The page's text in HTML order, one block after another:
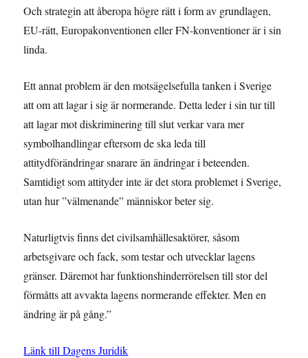
Och strategin att åberopa högre rätt i form av grundlagen,
EU-rätt, Europakonventionen eller FN-konventioner är i sin
linda.
Ett annat problem är den motsägelsefulla tanken i Sverige
att om att lagar i sig är normerande. Detta leder i sin tur till
att lagar mot diskriminering till slut verkar vara mer
symbolhandlingar eftersom de ska leda till
attitydförändringar snarare än ändringar i beteenden.
Samtidigt som attityder inte är det stora problemet i Sverige,
utan hur ”välmenande” människor beter sig.
Naturligtvis finns det civilsamhällesaktörer, såsom
arbetsgivare och fack, som testar och utvecklar lagens
gränser. Däremot har funktionshinderrörelsen till stor del
förmåtts att avvakta lagens normerande effekter. Men en
ändring är på gång.”
Länk till Dagens Juridik